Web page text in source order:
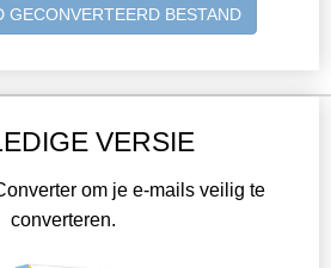
GECONVERTEERD BESTAND
VERSIE
om je e-mails veilig te
converteren.